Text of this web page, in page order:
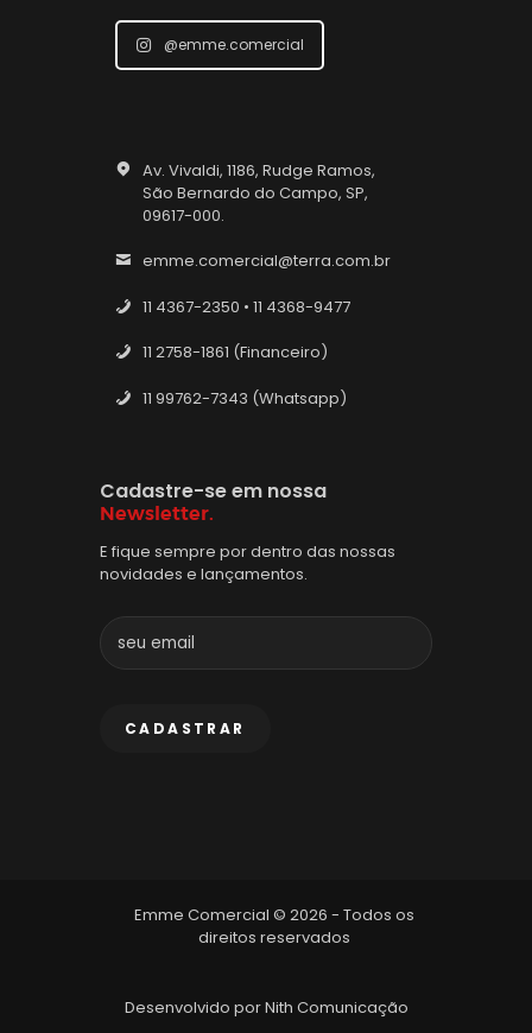
@emme.comercial
Av. Vivaldi, 1186, Rudge Ramos,
São Bernardo do Campo, SP,
09617-000.
emme.comercial@terra.com.br
11 4367-2350 • 11 4368-9477
11 2758-1861 (Financeiro)
11 99762-7343 (Whatsapp)
Cadastre-se em nossa
Newsletter.
E fique sempre por dentro das nossas
novidades e lançamentos.
Emme Comercial © 2026 - Todos os
direitos reservados
Desenvolvido porNith Comunicação